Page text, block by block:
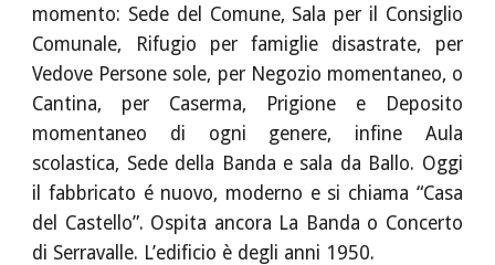
momento: Sede del Comune, Sala per il Consiglio
Comunale, Rifugio per famiglie disastrate, per
Vedove Persone sole, per Negozio momentaneo, o
Cantina, per Caserma, Prigione e Deposito
momentaneo di ogni genere, infine Aula
scolastica, Sede della Banda e sala da Ballo. Oggi
il fabbricato é nuovo, moderno e si chiama “Casa
del Castello”. Ospita ancora La Banda o Concerto
di Serravalle. L’edificio è degli anni 1950.